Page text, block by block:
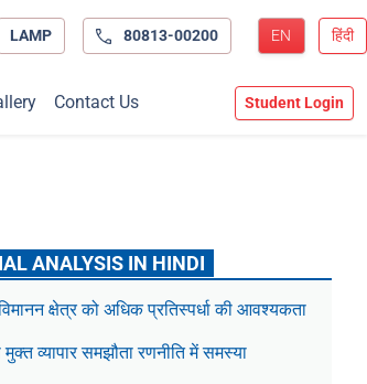
LAMP 80813-00200 EN हिंदी
Contact Us Student Login
ANALYSIS IN HINDI
क्षेत्र को अधिक प्रतिस्पर्धा की आवश्यकता
व्यापार समझौता रणनीति में समस्या